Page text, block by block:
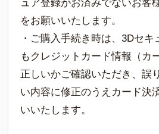
ュア登録がお済みでないお客
をお願いいたします。
・ご購入手続き時は、3Dセ
もクレジットカード情報（カ
正しいかご確認いただき、誤
い内容に修正のうえカード決
いいたします。